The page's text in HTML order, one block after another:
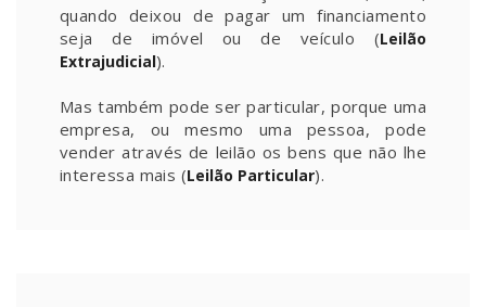
quando deixou de pagar um financiamento
seja de imóvel ou de veículo (Leilão
Extrajudicial).
Mas também pode ser particular, porque uma
empresa, ou mesmo uma pessoa, pode
vender através de leilão os bens que não lhe
interessa mais (Leilão Particular).